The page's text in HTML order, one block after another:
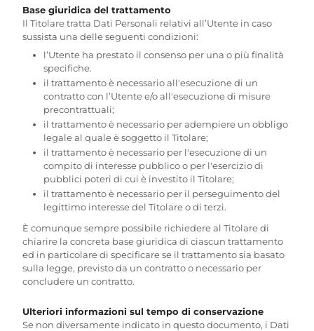
Base giuridica del trattamento
Il Titolare tratta Dati Personali relativi all’Utente in caso
sussista una delle seguenti condizioni:
l’Utente ha prestato il consenso per una o più finalità
specifiche.
il trattamento è necessario all'esecuzione di un
contratto con l’Utente e/o all'esecuzione di misure
precontrattuali;
il trattamento è necessario per adempiere un obbligo
legale al quale è soggetto il Titolare;
il trattamento è necessario per l'esecuzione di un
compito di interesse pubblico o per l'esercizio di
pubblici poteri di cui è investito il Titolare;
il trattamento è necessario per il perseguimento del
legittimo interesse del Titolare o di terzi.
È comunque sempre possibile richiedere al Titolare di
chiarire la concreta base giuridica di ciascun trattamento
ed in particolare di specificare se il trattamento sia basato
sulla legge, previsto da un contratto o necessario per
concludere un contratto.
Ulteriori informazioni sul tempo di conservazione
Se non diversamente indicato in questo documento, i Dati